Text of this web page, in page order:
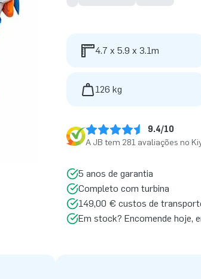
4.7 x 5.9 x 3.1m
126 kg
9.4/10
A JB tem 281 avaliações no
5 anos de garantia
Completo com turbina
149,00 € custos de
Em stock? Encomende hoje,